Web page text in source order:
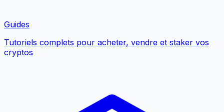
Guides
Tutoriels complets pour acheter, vendre et staker vos
cryptos